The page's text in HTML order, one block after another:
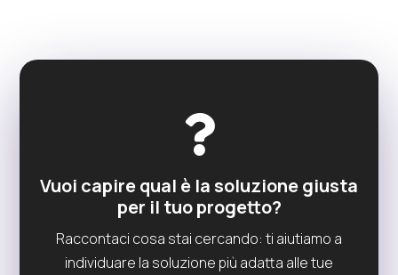

Vuoi capire qual è la soluzione giusta
per il tuo progetto?
Raccontaci cosa stai cercando: ti aiutiamo a
individuare la soluzione più adatta alle tue